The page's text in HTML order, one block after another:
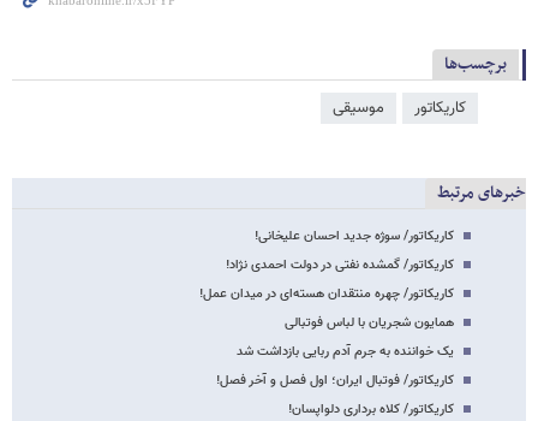
برچسب‌ها
کاریکاتور موسیقی
خبرهای مرتبط
کاریکاتور/ سوژه جدید احسان علیخانی!
کاریکاتور/ گمشده نفتی در دولت احمدی نژاد!
کاریکاتور/ چهره منتقدان هسته‌ای در میدان عمل!
همایون شجریان با لباس فوتبالی
یک خواننده به جرم آدم ربایی بازداشت شد
کاریکاتور/ فوتبال ایران؛ اول فصل و آخر فصل!
کاریکاتور/ کلاه برداری دلواپسان!